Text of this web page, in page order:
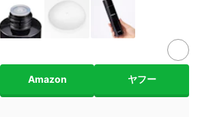
Amazon ヤフー